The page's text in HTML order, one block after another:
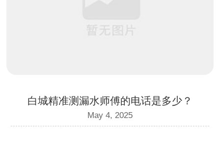
白城精准测漏水师傅的电话是多少？
May 4, 2025